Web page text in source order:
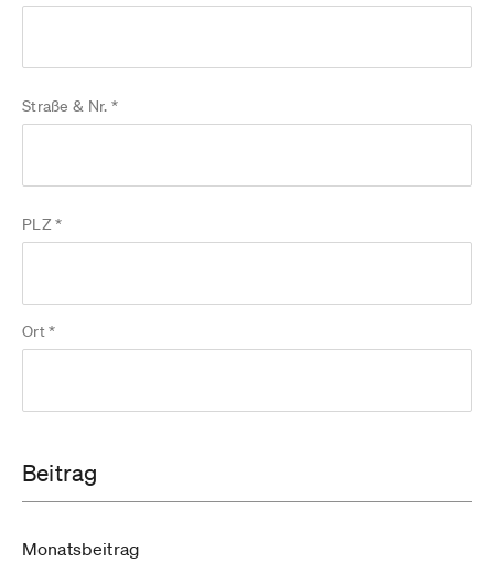
Straße & Nr. *
PLZ *
Ort *
Beitrag
Monatsbeitrag